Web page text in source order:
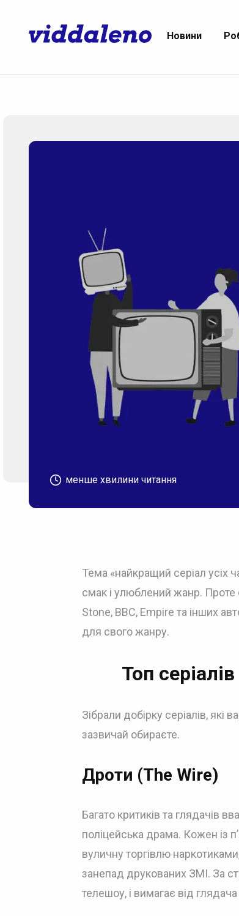
Новини
менше хвилини читання
Тема «найкращий серіал усіх
смак і улюблений жанр. Проте
Stone, BBC, Empire та інших
для свого жанру.
Топ
Зібрали добірку серіалів,
зазвичай обираєте.
Дроти (The Wire)
Багато критиків та глядачів
поліцейська драма. Кожен із
вуличну торгівлю
занепад друкованих ЗМІ. За
телешоу, і вимагає від глядача